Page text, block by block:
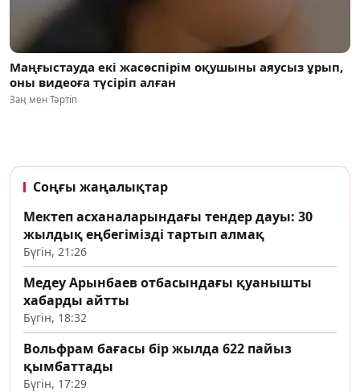
Маңғыстауда екі жасөспірім оқушыны аяусыз ұрып,
оны видеоға түсіріп алған
Заң мен Тәртіп
Соңғы жаңалықтар
Мектеп асханаларындағы тендер дауы: 30
жылдық еңбегімізді тартып алмақ
Бүгін, 21:26
Медеу Арынбаев отбасындағы қуанышты
хабарды айтты
Бүгін, 18:32
Вольфрам бағасы бір жылда 622 пайыз
қымбаттады
Бүгін, 17:29